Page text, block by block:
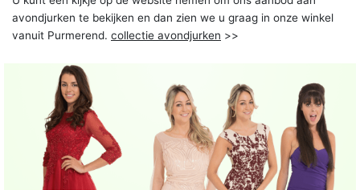
avondjurken te bekijken en dan zien we u graag in onze winkel
vanuit Purmerend. collectie avondjurken >>